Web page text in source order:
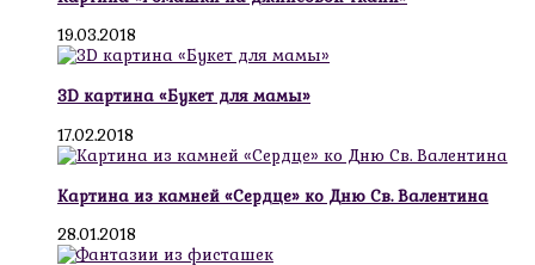
19.03.2018
3D картина «Букет для мамы»
17.02.2018
Картина из камней «Сердце» ко Дню Св. Валентина
28.01.2018